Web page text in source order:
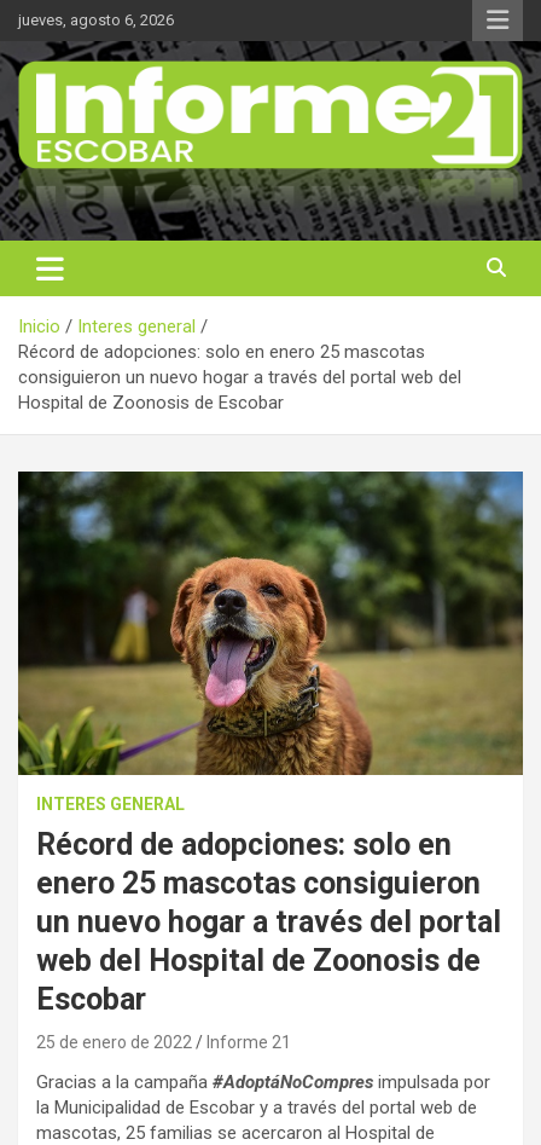
Saltar
contenido
jueves, agosto 6, 2026
Informe 21
Noticas reales
Inicio
Interes general
Récord de adopciones: solo en enero 25 mascotas
consiguieron un nuevo hogar a través del portal web del
Hospital de Zoonosis de Escobar
INTERES GENERAL
Récord de adopciones: solo en
enero 25 mascotas consiguieron
un nuevo hogar a través del portal
web del Hospital de Zoonosis de
Escobar
25 de enero de 2022 Informe 21
Gracias a la campaña #AdoptáNoCompres impulsada por
la Municipalidad de Escobar y a través del portal web de
mascotas, 25 familias se acercaron al Hospital de